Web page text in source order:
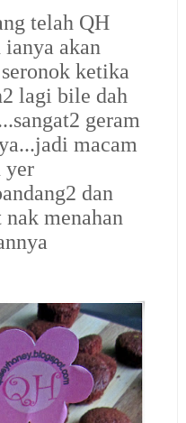
telah QH
akan
ketika
lagi bile dah
geram
macam
yer
dan
menahan